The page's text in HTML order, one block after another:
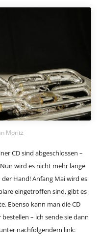
Moritz
CD sind abgeschlossen –
wird es nicht mehr lange
Hand! Anfang Mai wird es
eingetroffen sind, gibt es
Ebenso kann man die CD
– ich sende sie dann
nachfolgendem link: